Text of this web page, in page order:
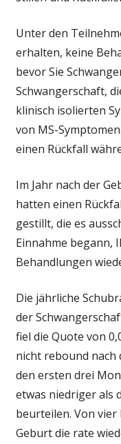
Unter den
erhalten, keine
bevor Sie
Schwangerschaft,
klinisch isolierten
von MS-
einen Rückfall
Im Jahr nach der
hatten einen
gestillt, die es
Einnahme begann,
Behandlungen
Die jährliche
der
fiel die Quote von
nicht rebound nach
den ersten drei
etwas niedriger als
beurteilen. Von vier
Geburt die rate